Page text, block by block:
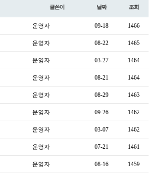
글쓴이 날짜 조회
운영자 09-18 1466
운영자 08-22 1465
운영자 03-27 1464
운영자 08-21 1464
운영자 08-29 1463
운영자 09-26 1462
운영자 03-07 1462
운영자 07-21 1461
운영자 08-16 1459